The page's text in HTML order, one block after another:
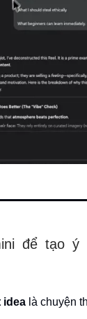
để tạo ý
idea là chuyện